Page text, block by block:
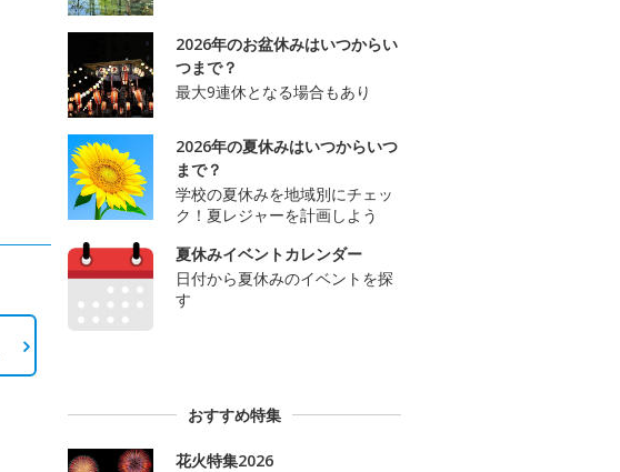
2026年のお盆休みはいつからい
つまで？
最大9連休となる場合もあり
2026年の夏休みはいつからいつ
まで？
学校の夏休みを地域別にチェッ
ク！夏レジャーを計画しよう
夏休みイベントカレンダー
日付から夏休みのイベントを探
す
おすすめ特集
花火特集2026